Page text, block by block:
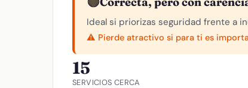
Ideal si priorizas seguridad frente a
⚠️ Pierde atractivo si para ti es
15
SERVICIOS CERCA